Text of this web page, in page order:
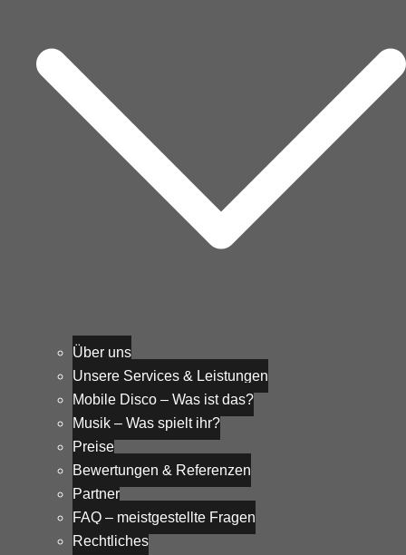
Über uns
Unsere Services & Leistungen
Mobile Disco – Was ist das?
Musik – Was spielt ihr?
Preise
Bewertungen & Referenzen
Partner
FAQ – meistgestellte Fragen
Rechtliches